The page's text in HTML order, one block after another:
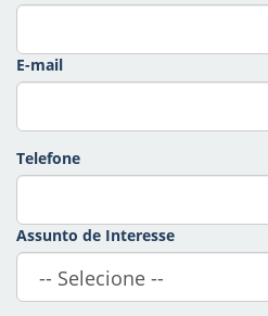
E-mail
Telefone
Assunto de Interesse